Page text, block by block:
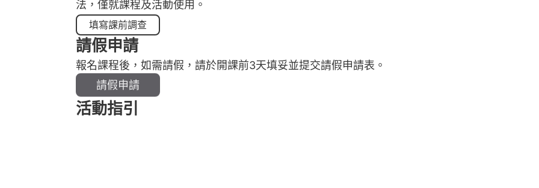
法，僅就課程及活動使用。
填寫課前調查
請假申請
報名課程後，如需請假，請於開課前3天填妥並提交請假申請表。
請假申請
活動指引